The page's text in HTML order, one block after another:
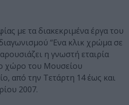
με τα διακεκριμένα έργα του
“Eνα κλικ χρώμα σε
η γνωστή εταιρία
χώρο του Μουσείου
από την Τετάρτη 14 έως και
2007.